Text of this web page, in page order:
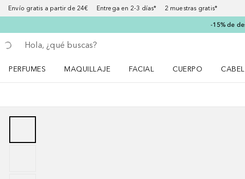
Envío gratis a partir de 24€ Entrega en 2-3 días* 2 muestras gratis*
-15% de
Regresar
Ejecutar búsqueda
PERFUMES
MAQUILLAJE
FACIAL
CUERPO